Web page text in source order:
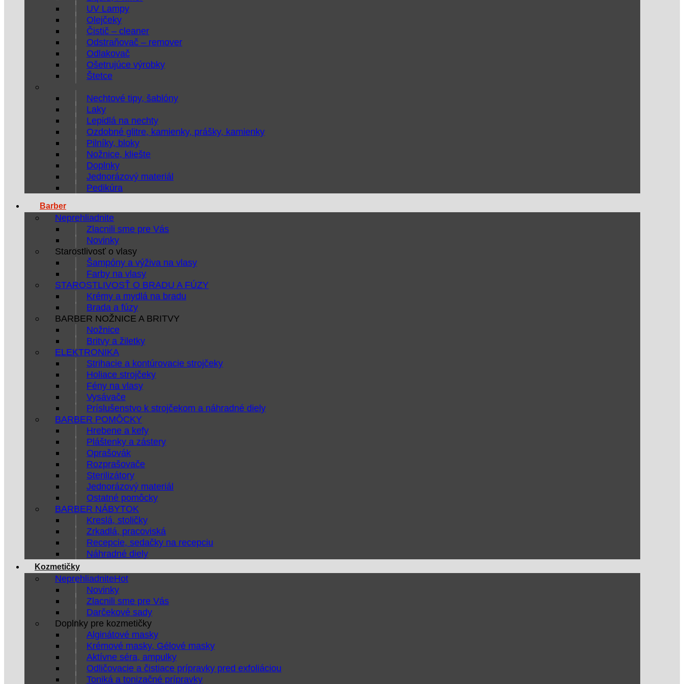
UV Lampy
Olejčeky
Čistič – cleaner
Odstraňovač – remover
Odlakovač
Ošetrujúce výrobky
Štetce
Nechtové tipy, šablóny
Laky
Lepidlá na nechty
Ozdobné glitre, kamienky, prášky, kamienky
Pilníky, bloky
Nožnice, kliešte
Doplnky
Jednorázový materiál
Pedikúra
Barber
Neprehliadnite
Zlacnili sme pre Vás
Novinky
Starostlivosť o vlasy
Šampóny a výživa na vlasy
Farby na vlasy
STAROSTLIVOSŤ O BRADU A FÚZY
Krémy a mydlá na bradu
Brada a fúzy
BARBER NOŽNICE A BRITVY
Nožnice
Britvy a žiletky
ELEKTRONIKA
Strihacie a kontúrovacie strojčeky
Holiace strojčeky
Fény na vlasy
Vysávače
Príslušenstvo k strojčekom a náhradné diely
BARBER POMÔCKY
Hrebene a kefy
Pláštenky a zástery
Oprašovák
Rozprašovače
Sterilizátory
Jednorázový materiál
Ostatné pomôcky
BARBER NÁBYTOK
Kreslá, stoličky
Zrkadlá, pracoviská
Recepcie, sedačky na recepciu
Náhradné diely
Kozmetičky
Neprehliadnite
Novinky
Zlacnili sme pre Vás
Darčekové sady
Doplnky pre kozmetičky
Alginátové masky
Krémové masky, Gélové masky
Aktívne séra, ampulky
Odličovacie a čistiace prípravky pred exfoliáciou
Toniká a tonizačné prípravky